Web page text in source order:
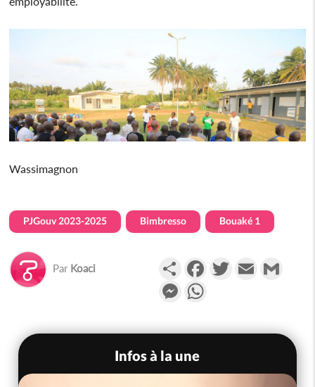
Wassimagnon
PJGouv 2023-2025 Bimbresso Bouaké 1
Par Koaci PartagerFacebookTwitterEmail
Messenger
Infos à la une